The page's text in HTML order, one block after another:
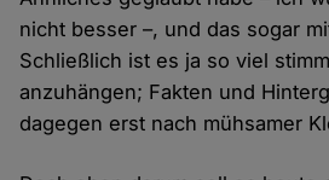
nicht besser –, und das sogar
Schließlich ist es ja so viel
anzuhängen; Fakten und
dagegen erst nach mühsamer